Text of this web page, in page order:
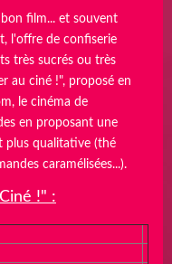
film... et souvent
l'offre de confiserie
très sucrés ou très
au ciné !", proposé en
le cinéma de
en proposant une
plus qualitative (thé
caramélisées...).
!" :